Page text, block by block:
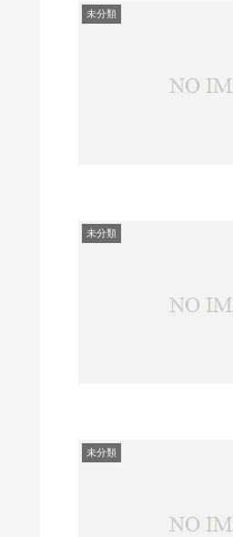
未分類
未分類
未分類